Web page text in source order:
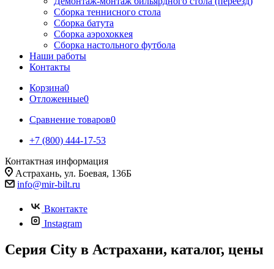
Сборка теннисного стола
Сборка батута
Сборка аэрохоккея
Сборка настольного футбола
Наши работы
Контакты
Корзина0
Отложенные0
Сравнение товаров0
+7 (800) 444-17-53
Контактная информация
Астрахань, ул. Боевая, 136Б
info@mir-bilt.ru
Вконтакте
Instagram
Серия City в Астрахани, каталог, цены